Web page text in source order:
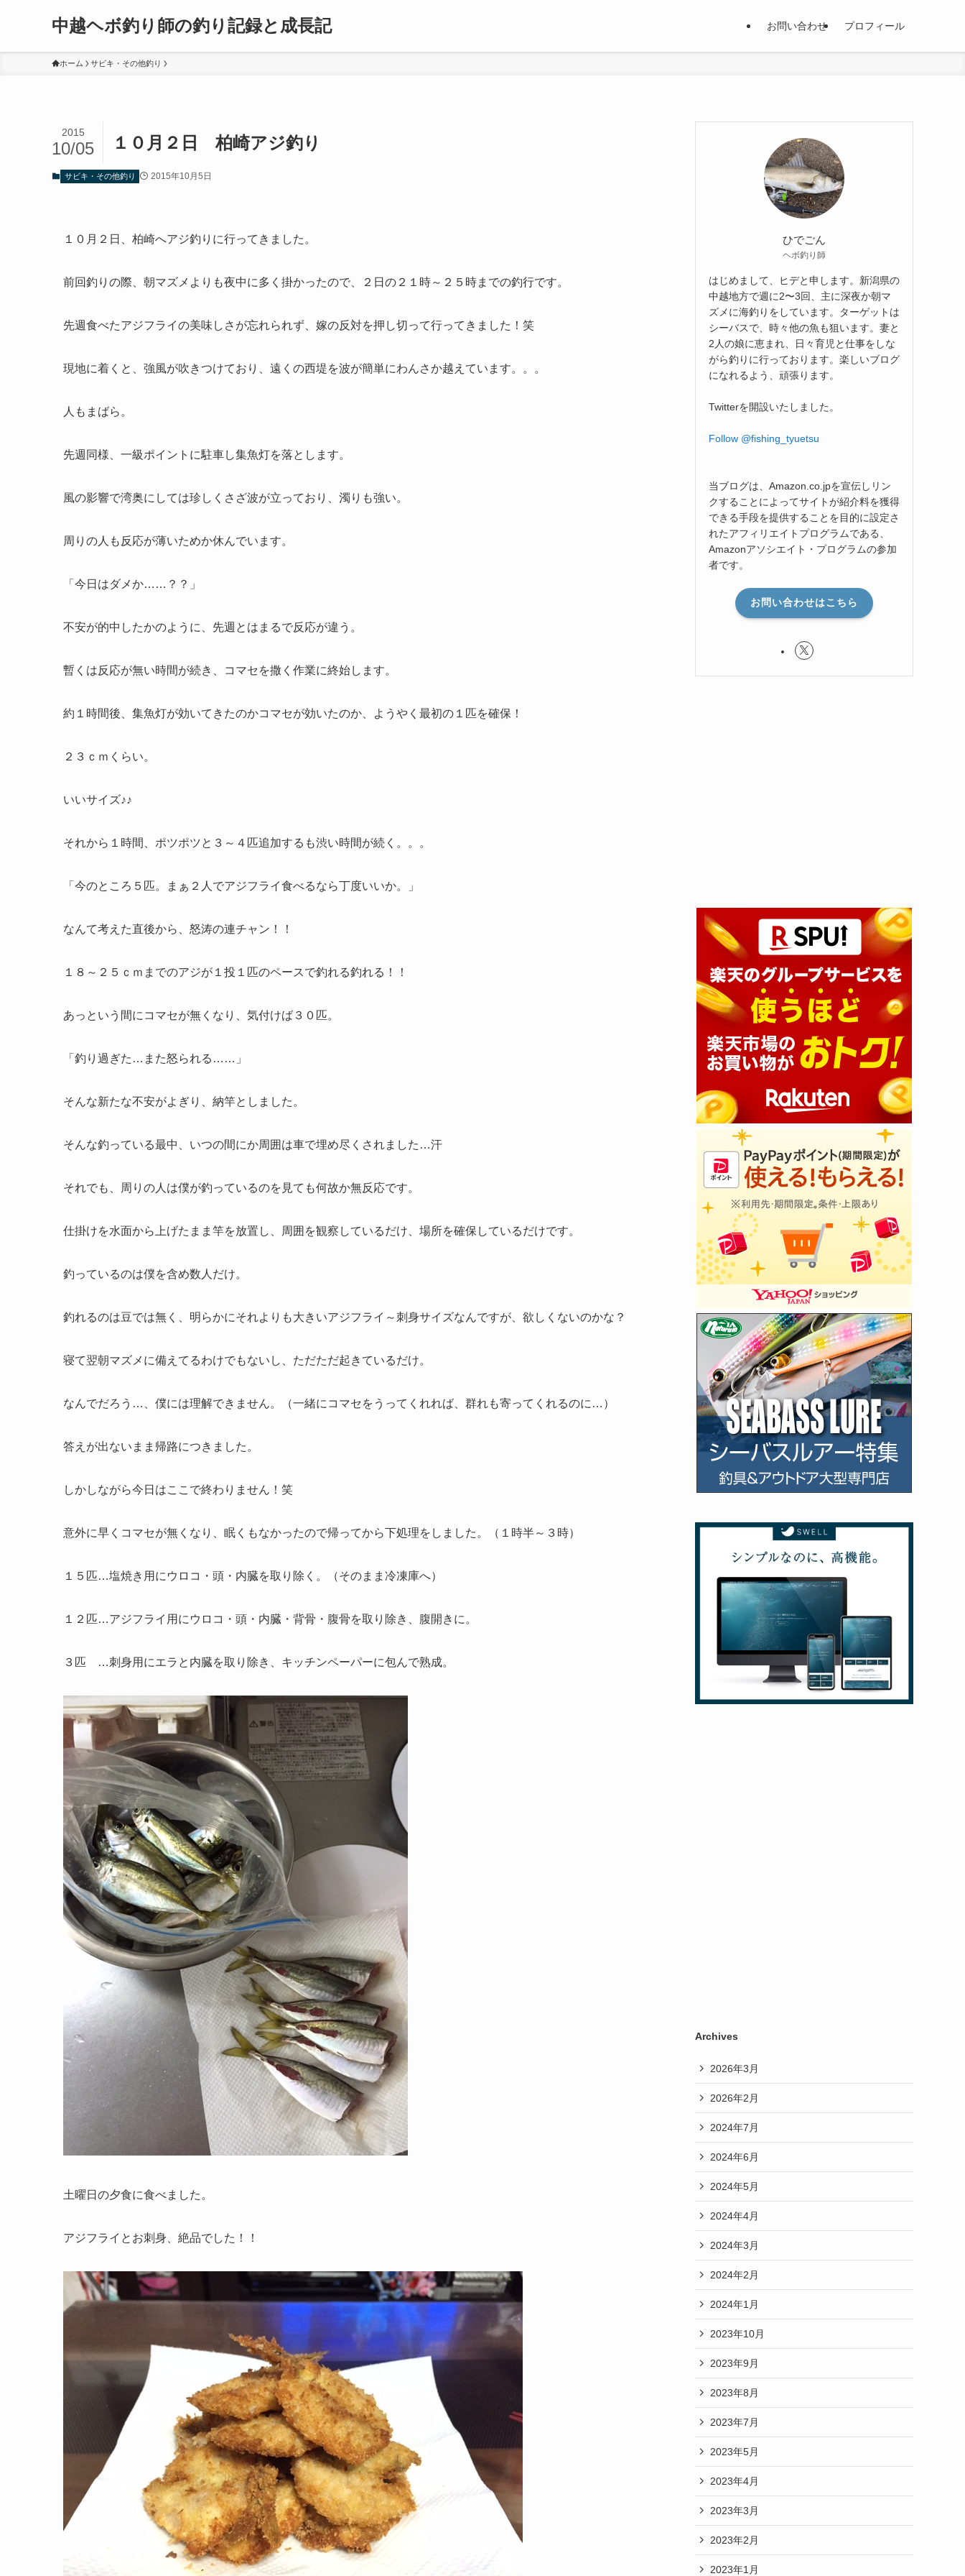
中越ヘボ釣り師の釣り記録と成長記 お問い合わせ プロフィール
ホーム サビキ・その他釣り
１０月２日 柏崎アジ釣り
2015
10/05
サビキ・その他釣り 2015年10月5日
１０月２日、柏崎へアジ釣りに行ってきました。
前回釣りの際、朝マズメよりも夜中に多く掛かったので、２日の２１時～２５時までの釣行です。
先週食べたアジフライの美味しさが忘れられず、嫁の反対を押し切って行ってきました！笑
現地に着くと、強風が吹きつけており、遠くの西堤を波が簡単にわんさか越えています。。。
人もまばら。
先週同様、一級ポイントに駐車し集魚灯を落とします。
風の影響で湾奥にしては珍しくさざ波が立っており、濁りも強い。
周りの人も反応が薄いためか休んでいます。
「今日はダメか……？？」
不安が的中したかのように、先週とはまるで反応が違う。
暫くは反応が無い時間が続き、コマセを撒く作業に終始します。
約１時間後、集魚灯が効いてきたのかコマセが効いたのか、ようやく最初の１匹を確保！
２３ｃｍくらい。
いいサイズ♪♪
それから１時間、ポツポツと３～４匹追加するも渋い時間が続く。。。
「今のところ５匹。まぁ２人でアジフライ食べるなら丁度いいか。」
なんて考えた直後から、怒涛の連チャン！！
１８～２５ｃｍまでのアジが１投１匹のペースで釣れる釣れる！！
あっという間にコマセが無くなり、気付けば３０匹。
「釣り過ぎた…また怒られる……」
そんな新たな不安がよぎり、納竿としました。
そんな釣っている最中、いつの間にか周囲は車で埋め尽くされました…汗
それでも、周りの人は僕が釣っているのを見ても何故か無反応です。
仕掛けを水面から上げたまま竿を放置し、周囲を観察しているだけ、場所を確保しているだけです。
釣っているのは僕を含め数人だけ。
釣れるのは豆では無く、明らかにそれよりも大きいアジフライ～刺身サイズなんですが、欲しくないのかな？
寝て翌朝マズメに備えてるわけでもないし、ただただ起きているだけ。
なんでだろう…、僕には理解できません。（一緒にコマセをうってくれれば、群れも寄ってくれるのに…）
答えが出ないまま帰路につきました。
しかしながら今日はここで終わりません！笑
意外に早くコマセが無くなり、眠くもなかったので帰ってから下処理をしました。（１時半～３時）
１５匹…塩焼き用にウロコ・頭・内臓を取り除く。（そのまま冷凍庫へ）
１２匹…アジフライ用にウロコ・頭・内臓・背骨・腹骨を取り除き、腹開きに。
３匹 …刺身用にエラと内臓を取り除き、キッチンペーパーに包んで熟成。
土曜日の夕食に食べました。
アジフライとお刺身、絶品でした！！
ひでごん
ヘボ釣り師
はじめまして、ヒデと申します。新潟県の
中越地方で週に2〜3回、主に深夜か朝マ
ズメに海釣りをしています。ターゲットは
シーバスで、時々他の魚も狙います。妻と
2人の娘に恵まれ、日々育児と仕事をしな
がら釣りに行っております。楽しいブログ
になれるよう、頑張ります。
Twitterを開設いたしました。
Follow @fishing_tyuetsu
当ブログは、Amazon.co.jpを宣伝しリン
クすることによってサイトが紹介料を獲得
できる手段を提供することを目的に設定さ
れたアフィリエイトプログラムである、
Amazonアソシエイト・プログラムの参加
者です。
お問い合わせはこちら
Archives
2026年3月
2026年2月
2024年7月
2024年6月
2024年5月
2024年4月
2024年3月
2024年2月
2024年1月
2023年10月
2023年9月
2023年8月
2023年7月
2023年5月
2023年4月
2023年3月
2023年2月
2023年1月